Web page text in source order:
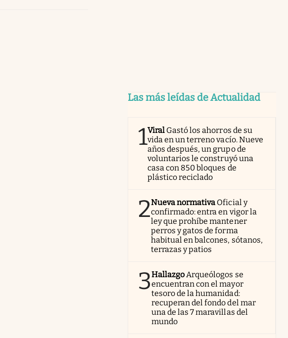
Las más leídas de Actualidad
1Viral Gastó los ahorros de su
vida en un terreno vacío. Nueve
años después, un grupo de
voluntarios le construyó una
casa con 850 bloques de
plástico reciclado
2Nueva normativa Oficial y
confirmado: entra en vigor la
ley que prohíbe mantener
perros y gatos de forma
habitual en balcones, sótanos,
terrazas y patios
3HallazgoArqueólogos se
encuentran con el mayor
tesoro de la humanidad:
recuperan del fondo del mar
una de las 7 maravillas del
mundo